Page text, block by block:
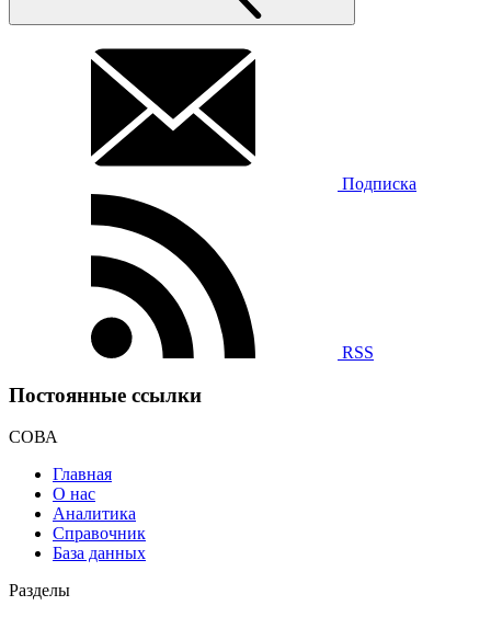
Подписка
RSS
Постоянные ссылки
СОВА
Главная
О нас
Аналитика
Справочник
База данных
Разделы